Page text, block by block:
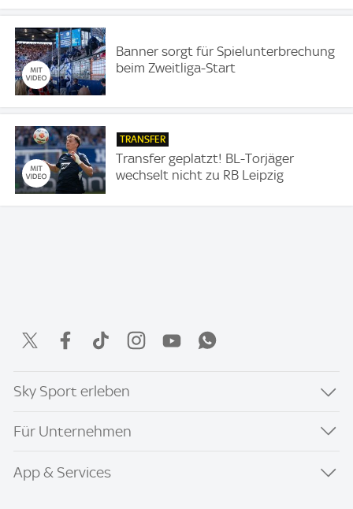
Banner sorgt für Spielunterbrechung
beim Zweitliga-Start
TRANSFER
Transfer geplatzt! BL-Torjäger
wechselt nicht zu RB Leipzig
Sky Sport erleben
Für Unternehmen
App & Services